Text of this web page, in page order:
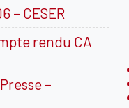
– CESER
rendu CA
–